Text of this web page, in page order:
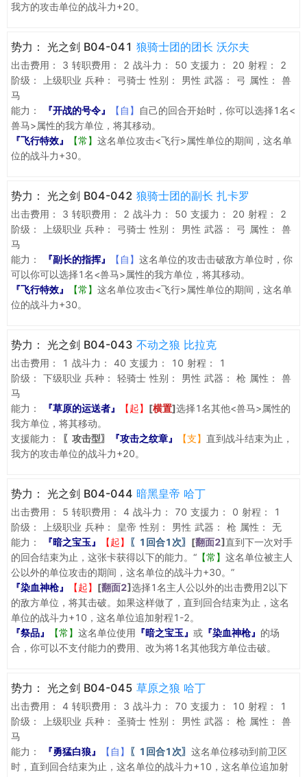
我方的攻击单位的战斗力+20。
势力： 光之剑 B04-041 狼骑士团的团长 沃尔夫
出击费用： 3 转职费用： 2 战斗力： 50 支援力： 20 射程：
2
阶级：
上级职业 兵种： 弓骑士 性别： 男性 武器： 弓 属性：
兽
马
能力：
『开战的号令』 【自】
自己的回合开始时，你可以选择1名<
兽马>属性的我方单位，将其移动。
『飞行特效』
【常】 这名单位攻击<飞行>属性单位的期间，这名单
位的战斗力+30。
势力： 光之剑 B04-042 狼骑士团的副长 扎卡罗
出击费用： 3 转职费用： 2 战斗力： 50 支援力： 20 射程：
2
阶级：
上级职业 兵种： 弓骑士 性别： 男性 武器： 弓 属性：
兽
马
能力：
『副长的指挥』 【自】 这名单位的攻击击破敌方单位时，你
可以你可以选择1名<兽马>属性的我方单位，将其移动。
『飞行特效』
【常】 这名单位攻击<飞行>属性单位的期间，这名单
位的战斗力+30。
势力： 光之剑 B04-043 不动之狼 比拉克
出击费用： 1 战斗力： 40 支援力： 10 射程：
1
阶级：
下级职业 兵种： 轻骑士 性别： 男性 武器： 枪 属性：
兽
马
能力：
『草原的运送者』 【起】 [横置]选择1名其他<兽马>属性的
我方单位，将其移动。
支援能力：
〖攻击型〗 『攻击之纹章』 【支】 直到战斗结束为止，
我方的攻击单位的战斗力+20。
势力： 光之剑 B04-044 暗黑皇帝 哈丁
出击费用： 5 转职费用： 4 战斗力： 70 支援力： 0 射程：
1
阶级：
上级职业 兵种： 皇帝 性别： 男性 武器： 枪 属性：
无
能力：
『暗之宝玉』 【起】 〖1回合1次〗 [翻面2]直到下一次对手
的回合结束为止，这张卡获得以下的能力。“ 【常】 这名单位被主人
公以外的单位攻击的期间，这名单位的战斗力+30。”
『染血神枪』
【起】 [翻面2]选择1名主人公以外的出击费用2以下
的敌方单位，将其击破。如果这样做了，直到回合结束为止，这名
单位的战斗力+10，这名单位追加射程1-2。
『祭品』
【常】 这名单位使用 『暗之宝玉』 或 『染血神枪』 的场
合，你可以不支付能力的费用、改为将1名其他我方单位击破。
势力： 光之剑 B04-045 草原之狼 哈丁
出击费用： 4 转职费用： 3 战斗力： 70 支援力： 10 射程：
1
阶级：
上级职业 兵种： 圣骑士 性别： 男性 武器： 枪 属性：
兽
马
能力：
『勇猛白狼』 【自】 〖1回合1次〗 这名单位移动到前卫区
时，直到回合结束为止，这名单位的战斗力+10，这名单位追加射